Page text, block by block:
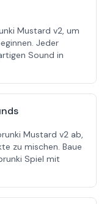
Mustard v2, um
Jeder
Sound in
Mustard v2 ab,
zu mischen. Baue
Spiel mit